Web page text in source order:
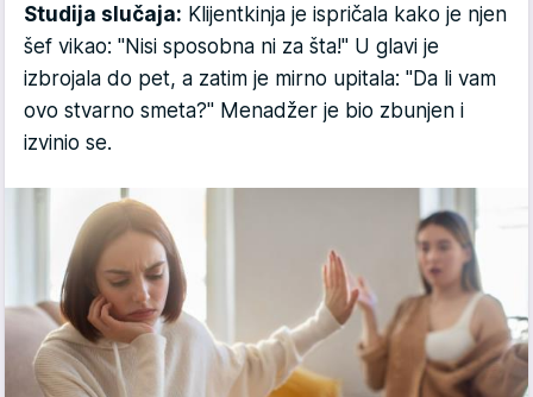
Studija slučaja: Klijentkinja je ispričala kako je njen
šef vikao: "Nisi sposobna ni za šta!" U glavi je
izbrojala do pet, a zatim je mirno upitala: "Da li vam
ovo stvarno smeta?" Menadžer je bio zbunjen i
izvinio se.